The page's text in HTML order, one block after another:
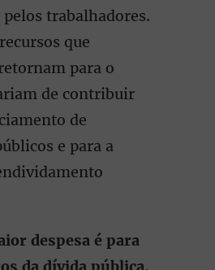
trabalhadores.
que
para o
de contribuir
de
e para a
despesa é para